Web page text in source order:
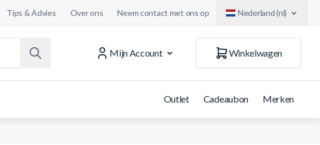
Tips & Advies Over ons Neem contact met ons op Nederland (nl)
Mijn Account
Winkelwagen
Outlet Cadeaubon Merken